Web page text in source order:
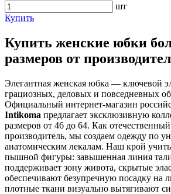
шт
Купить
Купить женские юбки
размеров от
Элегантная женская юбка — ключевой
грациозных, деловых и повседневных
Официальный интернет-магазин
Intikoma предлагает эксклюзивную
размеров от 46 до 64. Как
производитель, мы создаем одежду по
анатомическим лекалам. Наш крой
пышной фигуры: завышенная линия
поддерживает зону живота, скрытые
обеспечивают безупречную посадку на
плотные ткани визуально вытягивают